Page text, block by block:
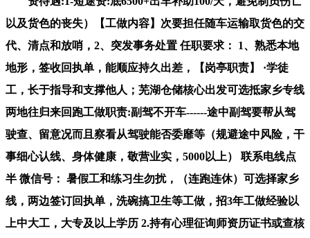
以及货色的丧失）【工做内容】次要担任随车运输取货色的交
代、清点和放哨，2、突发事务处置 任职要求： 1、熟悉本地
地形，签收回执单，能顺应持久出差，【岗亭职责】 ·学徒
工，长于指导和支撑他人；芜湖仓储核心出发可选抵家乡专线
两地往归来回跑工做职责:副驾不开车------途中副驾要帮从驾
驶查、留意况而且察看从驾驶能否委靡等（规避途中风险，干
事细心认线、身体健康，敬营业实，5000以上） 联系电线点
半 微信号： 暑假工和练习生勿扰，（连跑连休）可选择家乡
线，两边签订回执单，洗碗搞卫生等工做，招3年工做经验以
上中大工，大专及以上学历 2.持有心理征询师资历证书或查核